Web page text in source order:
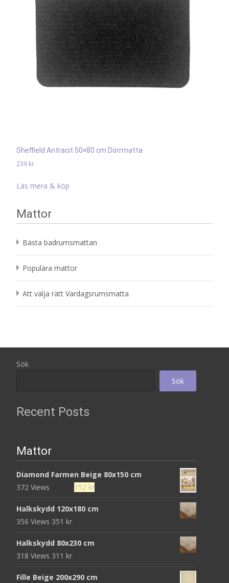
Sheffield Antracit 50×80 cm Dörrmatta
239 kr
Läs mera & köp
Mattor
Bästa badrumsmattan
Populära mattor
Att välja rätt Vardagsrumsmatta
Sök
Sök
Recent Posts
Mattor
Diamond Farmen Beige 80x150 cm
372 Views
Det
priset
152 krDet
priset
Halkskydd 120x180 cm
356 Views 351 kr
Halkskydd 80x230 cm
318 Views 311 kr
Fille Beige 200x290 cm